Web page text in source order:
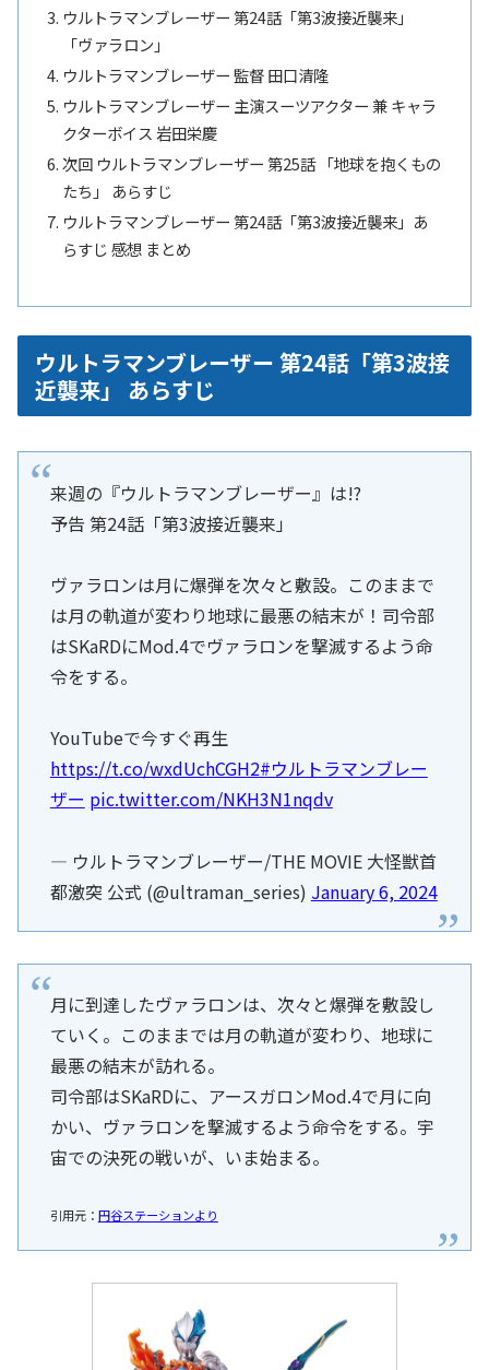
ウルトラマンブレーザー 第24話「第3波接近襲来」
「ヴァラロン」
ウルトラマンブレーザー 監督 田口清隆
ウルトラマンブレーザー 主演スーツアクター 兼 キャラ
クターボイス 岩田栄慶
次回 ウルトラマンブレーザー 第25話 「地球を抱くもの
たち」 あらすじ
ウルトラマンブレーザー 第24話「第3波接近襲来」あ
らすじ 感想 まとめ
ウルトラマンブレーザー 第24話「第3波接
近襲来」 あらすじ
来週の『ウルトラマンブレーザー』は!?
予告 第24話「第3波接近襲来」
ヴァラロンは月に爆弾を次々と敷設。このままで
は月の軌道が変わり地球に最悪の結末が！司令部
はSKaRDにMod.4でヴァラロンを撃滅するよう命
令をする。
YouTubeで今すぐ再生
https://t.co/wxdUchCGH2#ウルトラマンブレー
ザー pic.twitter.com/NKH3N1nqdv
— ウルトラマンブレーザー/THE MOVIE 大怪獣首
都激突 公式 (@ultraman_series) January 6, 2024
月に到達したヴァラロンは、次々と爆弾を敷設し
ていく。このままでは月の軌道が変わり、地球に
最悪の結末が訪れる。
司令部はSKaRDに、アースガロンMod.4で月に向
かい、ヴァラロンを撃滅するよう命令をする。宇
宙での決死の戦いが、いま始まる。
引用元： 円谷ステーションより